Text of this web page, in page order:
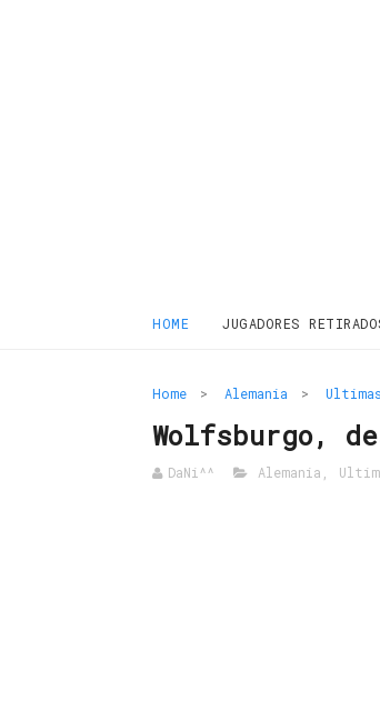
HOME JUGADORES
Home > Alemania >
Wolfsburgo,
DaNi^^ Alemania